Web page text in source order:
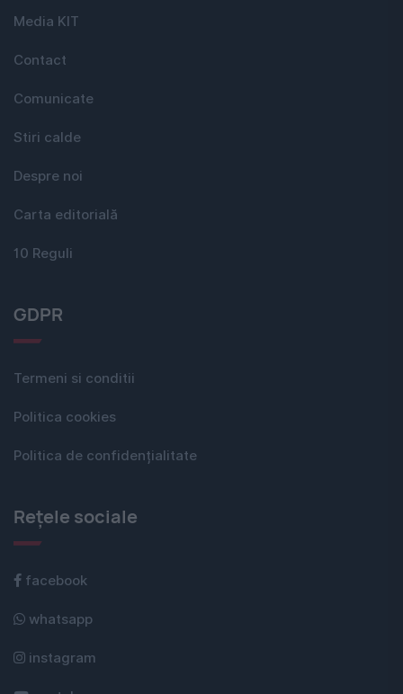
Media KIT
Contact
Comunicate
Stiri calde
Despre noi
Carta editorială
10 Reguli
GDPR
Termeni si conditii
Politica cookies
Politica de confidențialitate
Rețele sociale
facebook
whatsapp
instagram